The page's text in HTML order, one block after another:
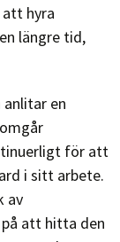
hyra
längre tid,
en
för att
i sitt arbete.
av
att hitta den